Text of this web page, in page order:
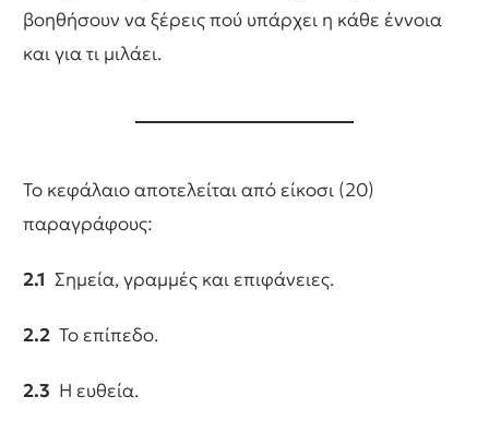
βοηθήσουν να ξέρεις πού υπάρχει η κάθε έννοια
και για τι μιλάει.
Το κεφάλαιο αποτελείται από είκοσι (20)
παραγράφους:
2.1 Σημεία, γραμμές και επιφάνειες.
2.2 Το επίπεδο.
2.3 Η ευθεία.